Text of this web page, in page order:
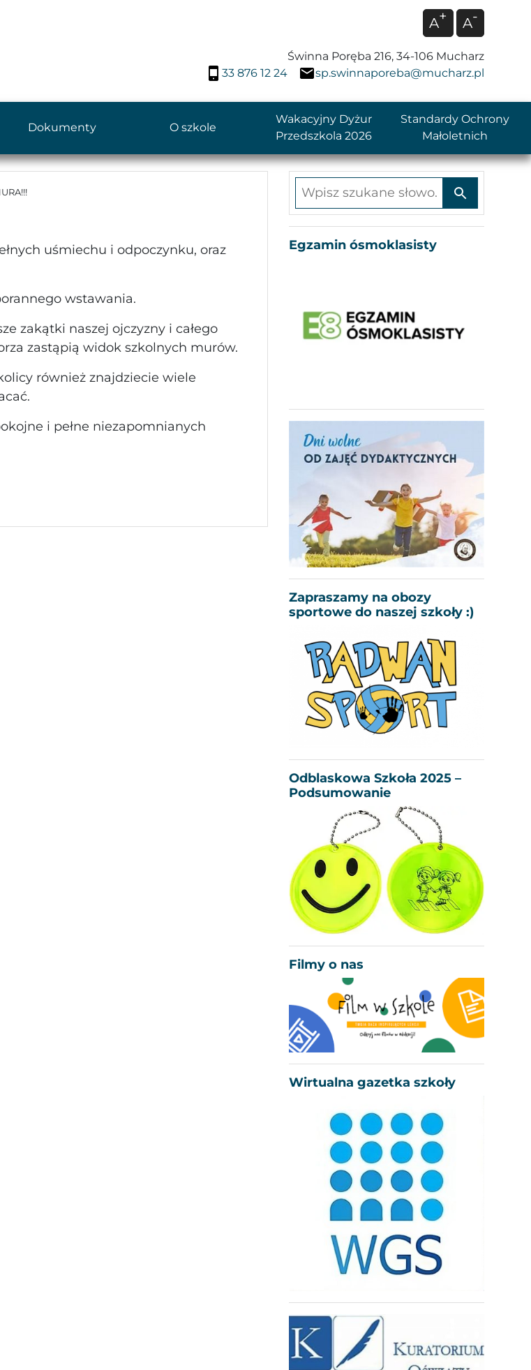
A+ A-
Świnna Poręba 216, 34-106 Mucharz
33 876 12 24
sp.swinnaporeba@mucharz.pl
Dokumenty O szkole
Wakacyjny Dyżur
Przedszkola 2026
Standardy Ochrony
Małoletnich
uśmiechu i odpoczynku, oraz
wstawania.
zakątki naszej ojczyzny i całego
zastąpią widok szkolnych murów.
również znajdziecie wiele
i pełne niezapomnianych
Wpisz szukane słowo
Egzamin ósmoklasisty
Zapraszamy na obozy
sportowe do naszej szkoły :)
Odblaskowa Szkoła 2025 –
Podsumowanie
Filmy o nas
Wirtualna gazetka szkoły